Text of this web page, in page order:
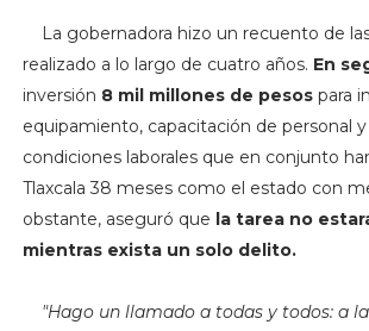
La gobernadora hizo un recuento de
realizado a lo largo de cuatro años. En
inversión 8 mil millones de pesospara
equipamiento, capacitación de personal
condiciones laborales que en conjunto
Tlaxcala 38 meses como el estado con
obstante, aseguró que la tarea no
mientras exista un solo delito.
"Hago un llamado a todas y todos: a